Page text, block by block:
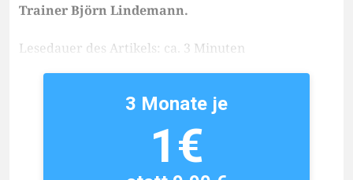
Trainer Björn Lindemann.
Lesedauer des Artikels: ca. 3 Minuten
3 Monate je
1€